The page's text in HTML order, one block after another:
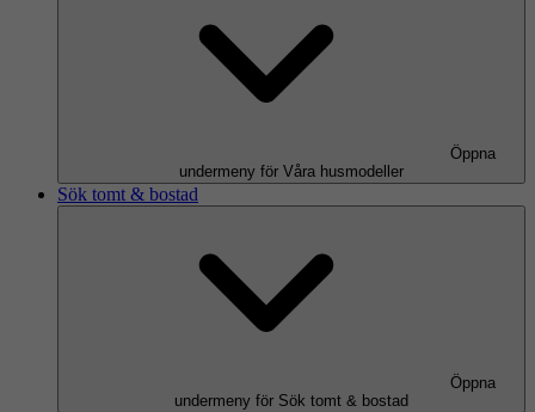
Öppna
undermeny för Våra husmodeller
Sök tomt & bostad
Öppna
undermeny för Sök tomt & bostad